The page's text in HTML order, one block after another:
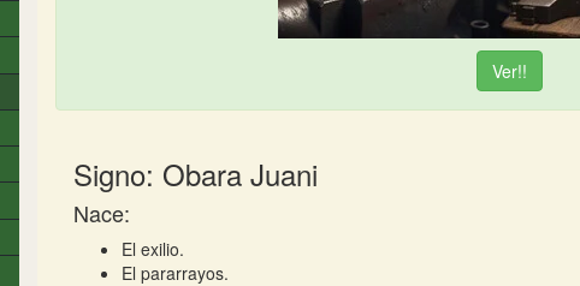
Ver!!
Signo: Obara Juani
Nace:
El exilio.
El pararrayos.